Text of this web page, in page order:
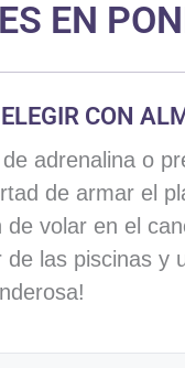
EN
CON
adrenalina o
de armar el
de volar en el
las piscinas y